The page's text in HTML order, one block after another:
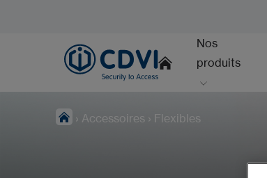
Nos
produits
› Accessoires › Flexibles